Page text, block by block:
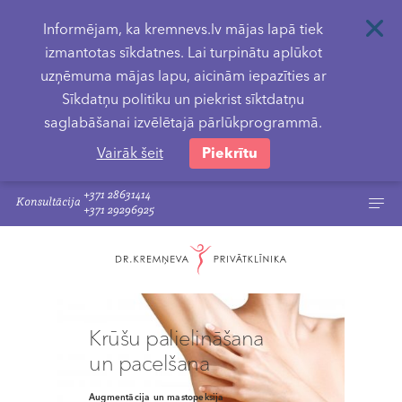
Informējam, ka kremnevs.lv mājas lapā tiek
izmantotas sīkdatnes. Lai turpinātu aplūkot
uzņēmuma mājas lapu, aicinām iepazīties ar
Sīkdatņu politiku un piekrist sīktdatņu
saglabāšanai izvēlētajā pārlūkprogrammā.
Vairāk šeit
Piekrītu
Konsultācija
+371 28631414
+371 29296925
Krūšu palielināšana
un pacelšana
Augmentācija un mastopeksija